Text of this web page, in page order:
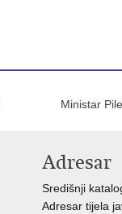
Ministar
Adresar
Središnji
Adresar tijela